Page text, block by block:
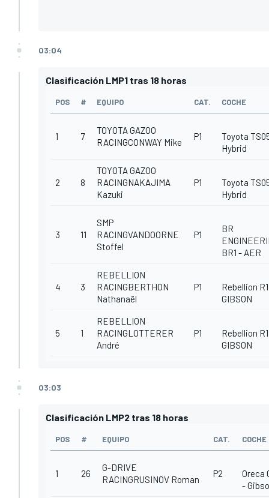
03:04
Clasificación LMP1 tras 18 horas
POS # EQUIPO CAT. COCHE
1 7
TOYOTA GAZOO
RACINGCONWAY Mike
P1
Toyota
Hybrid
2 8
TOYOTA GAZOO
RACINGNAKAJIMA
Kazuki
P1
Toyota
Hybrid
3 11
SMP
RACINGVANDOORNE
Stoffel
P1
BR
BR1 - AER
4 3
REBELLION
RACINGBERTHON
Nathanaël
P1
Rebellion
GIBSON
5 1
REBELLION
RACINGLOTTERER
André
P1
Rebellion
GIBSON
03:03
Clasificación LMP2 tras 18 horas
POS # EQUIPO CAT. COCHE
1 26
G-DRIVE
RACINGRUSINOV Roman
P2
Oreca
-